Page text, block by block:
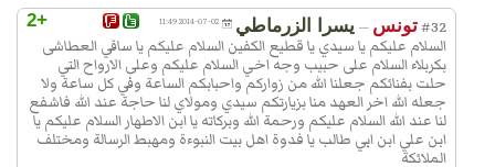
اَلسَّلامُ عَلَيْكَ يا اَبَا الْفَضْلِ الْعَبّاسَ ابْنَ
اَميرِ الْمُؤْمِنينَ، اَلسَّلامُ عَلَيْكَ يَا بْنَ سَيِّدِ
الْوَصِيّينَ، اَلسَّلامُ عَلَيْكَ يَا بْنَ اَوَّلِ الْقَوْمِ
اِسْلاماً وَاَقْدَمِهِمْ ايماناً وَاَقْوَمِهِمْ بِدينِ اللهِ،
وَاَحْوَطِهِمْ عَلَى الاِْسْلامِ، اَشْهَدُ لَقَدْ نَصَحْتَ
للهِ وَلِرَسُولِهِ وَلاَِخيكَ فَنِعْمَ الاَْخُ الْمُواسي،
+2 #32تونس — يسرا الزرماطي 2014-07-02 11:49
السلام عليكم يا سيدي يا قطيع الكفين السلام عليكم يا ساقي العطاشى
بكربلاء السلام على حبيب وجه اخي السلام عليكم وعلى الارواح التي
حلت بفنائكم جعلنا الله من زواركم واحبابكم الساعة وفي كل ساعة ولا
جعله الله اخر العهد منا بزيارتكم سيدي ومولاي لنا حاجة عند الله فاشفع
لنا عند الله السلام عليكم ورحمة الله وبركاته يا ابن الاطهار السلام عليكم يا
ابن علي ابن ابي طالب يا فدوة اهل بيت النبوءة ومهبط الرسالة ومختلف
الملائكة